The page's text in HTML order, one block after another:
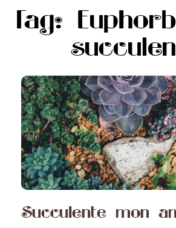
Tag:
Succulente mon